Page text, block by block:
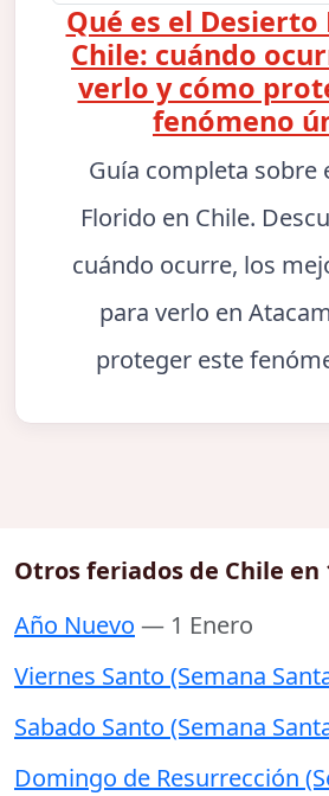
Qué es el
Chile: cuándo
verlo y cómo
fenómeno
Guía completa sobre
Florido en Chile.
cuándo ocurre, los
para verlo en
proteger este
Otros feriados de Chile en
Año Nuevo — 1 Enero
Viernes Santo (Semana
Sabado Santo (Semana
Domingo de Resurrección